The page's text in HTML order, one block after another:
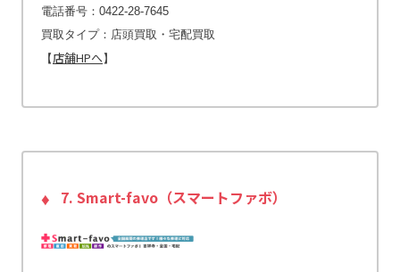
電話番号：0422-28-7645
買取タイプ：店頭買取・宅配買取
【 店舗HPへ】
7. Smart-favo（スマートファボ）